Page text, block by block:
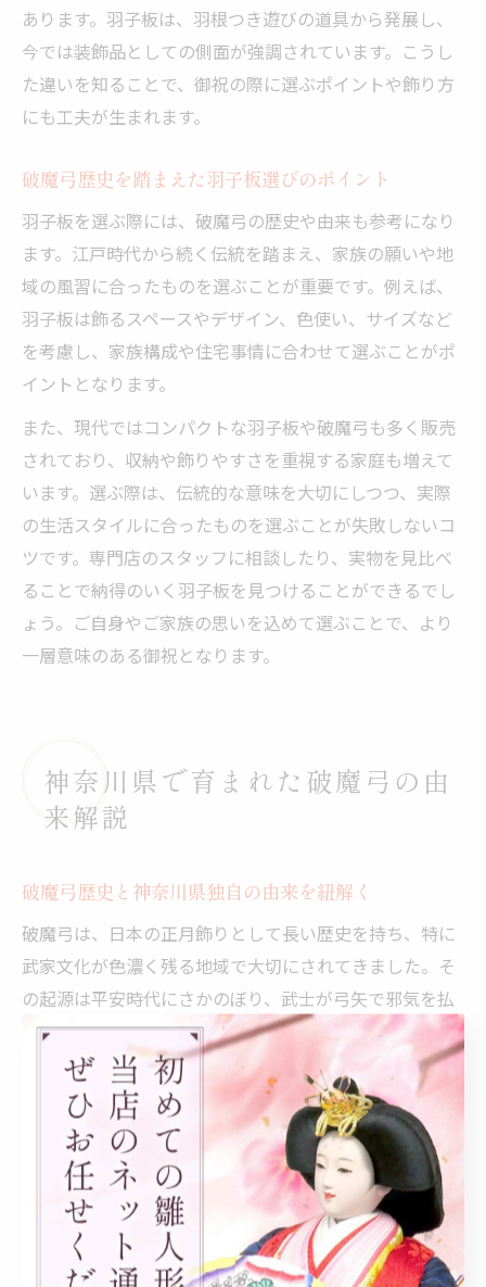
あります。羽子板は、羽根つき遊びの道具から発展し、
今では装飾品としての側面が強調されています。こうし
た違いを知ることで、御祝の際に選ぶポイントや飾り方
にも工夫が生まれます。
破魔弓歴史を踏まえた羽子板選びのポイント
羽子板を選ぶ際には、破魔弓の歴史や由来も参考になり
ます。江戸時代から続く伝統を踏まえ、家族の願いや地
域の風習に合ったものを選ぶことが重要です。例えば、
羽子板は飾るスペースやデザイン、色使い、サイズなど
を考慮し、家族構成や住宅事情に合わせて選ぶことがポ
イントとなります。
また、現代ではコンパクトな羽子板や破魔弓も多く販売
されており、収納や飾りやすさを重視する家庭も増えて
います。選ぶ際は、伝統的な意味を大切にしつつ、実際
の生活スタイルに合ったものを選ぶことが失敗しないコ
ツです。専門店のスタッフに相談したり、実物を見比べ
ることで納得のいく羽子板を見つけることができるでし
ょう。ご自身やご家族の思いを込めて選ぶことで、より
一層意味のある御祝となります。
神奈川県で育まれた破魔弓の由
来解説
破魔弓歴史と神奈川県独自の由来を紐解く
破魔弓は、日本の正月飾りとして長い歴史を持ち、特に
武家文化が色濃く残る地域で大切にされてきました。そ
の起源は平安時代にさかのぼり、武士が弓矢で邪気を払
う儀式から発展したといわれています。神奈川県は鎌倉
幕府ゆかりの地として知られ、武士の町としての伝統が
今も息づいています。
神奈川県内では、破魔弓が新しい命を迎えた家庭に贈ら
れる風習が根強く残っています。これは、地域の歴史的
背景や武家文化の影響を受けて、より一層「お守り」と
しての意味合いが強調されているためです。こうした背
景を知ることで、破魔弓が単なる飾りではなく、家族の